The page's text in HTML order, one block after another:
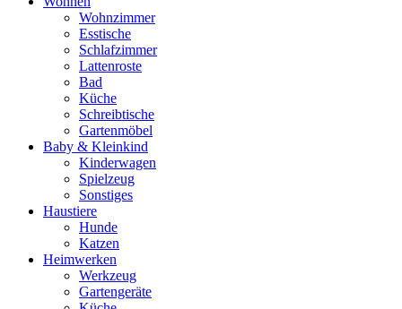
Wohnzimmer
Esstische
Schlafzimmer
Lattenroste
Bad
Küche
Schreibtische
Gartenmöbel
Baby & Kleinkind
Kinderwagen
Spielzeug
Sonstiges
Haustiere
Hunde
Katzen
Heimwerken
Werkzeug
Gartengeräte